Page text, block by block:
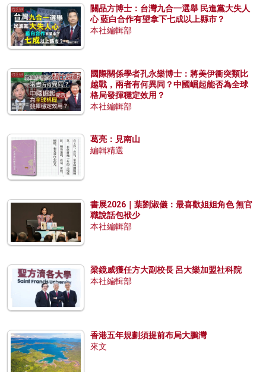
關品方博士：台灣九合一選舉 民進黨大失人
心 藍白合作有望拿下七成以上縣市？
本社編輯部
國際關係學者孔永樂博士：將美伊衝突類比
越戰，兩者有何異同？中國崛起能否為全球
格局發揮穩定效用？
本社編輯部
葛亮：見南山
編輯精選
書展2026｜葉劉淑儀：最喜歡姐姐角色 無官
職說話包袱少
本社編輯部
梁鏡威獲任方大副校長 呂大樂加盟社科院
本社編輯部
香港五年規劃須提前布局大鵬灣
來文